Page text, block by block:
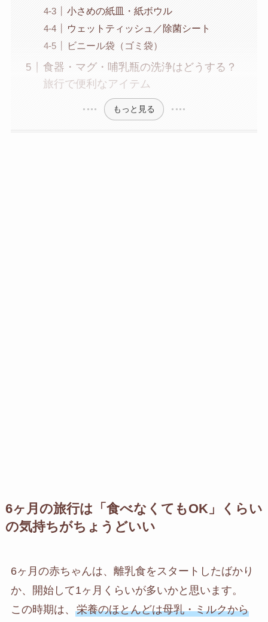
小さめの紙皿・紙ボウル
ウェットティッシュ／除菌シート
ビニール袋（ゴミ袋）
食器・マグ・哺乳瓶の洗浄はどうする？
旅行で便利なアイテム
もっと見る
6ヶ月の旅行は「食べなくてもOK」くらい
の気持ちがちょうどいい
6ヶ月の赤ちゃんは、離乳食をスタートしたばかり
か、開始して1ヶ月くらいが多いかと思います。
この時期は、 栄養のほとんどは母乳・ミルクから